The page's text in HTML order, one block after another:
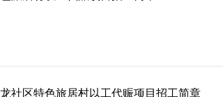
社区特色旅居村以工代赈项目招工简章